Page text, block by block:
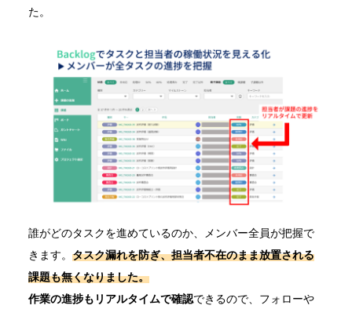
た。
誰がどのタスクを進めているのか、メンバー全員が把握で
きます。 タスク漏れを防ぎ、担当者不在のまま放置される
課題も無くなりました。
作業の進捗もリアルタイムで確認できるので、フォローや